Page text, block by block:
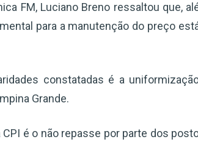
FM, Luciano Breno ressaltou que,
para a manutenção do preço
constatadas é a
Grande.
é o não repasse por parte dos